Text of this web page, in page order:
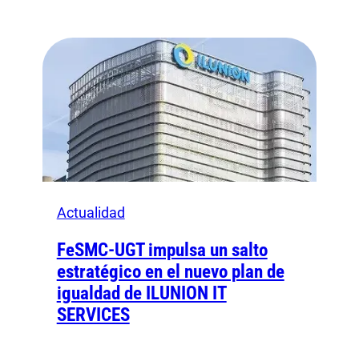
Actualidad
FeSMC-UGT impulsa un salto
estratégico en el nuevo plan de
igualdad de ILUNION IT
SERVICES